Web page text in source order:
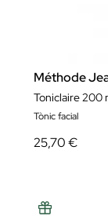
Méthode
Toniclaire 200
Tònic facial
25,70 €